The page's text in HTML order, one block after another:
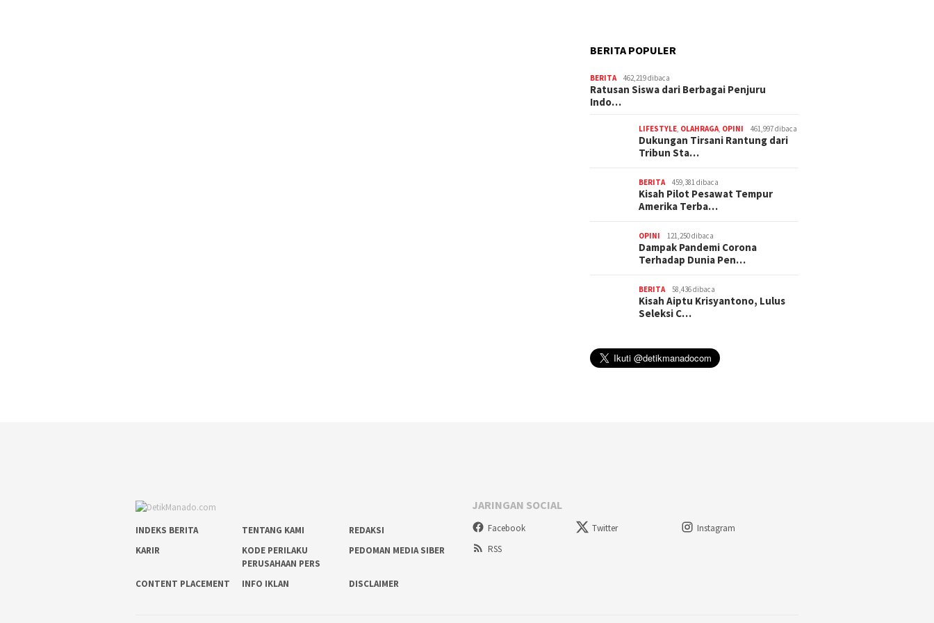
BERITA POPULER
BERITA 462,219 dibaca
Ratusan Siswa dari Berbagai Penjuru
Indo…
LIFESTYLE, OLAHRAGA, OPINI 461,997 dibaca
Dukungan Tirsani Rantung dari
Tribun Sta…
BERITA 459,381 dibaca
Kisah Pilot Pesawat Tempur
Amerika Terba…
OPINI 121,250 dibaca
Dampak Pandemi Corona
Terhadap Dunia Pen…
BERITA 58,436 dibaca
Kisah Aiptu Krisyantono, Lulus
Seleksi C…
INDEKS BERITA TENTANG KAMI
REDAKSI
KARIR
KODE PERILAKU
PERUSAHAAN PERS
PEDOMAN MEDIA SIBER
CONTENT PLACEMENT INFO IKLAN DISCLAIMER
JARINGAN SOCIAL
Facebook Twitter
Instagram
RSS